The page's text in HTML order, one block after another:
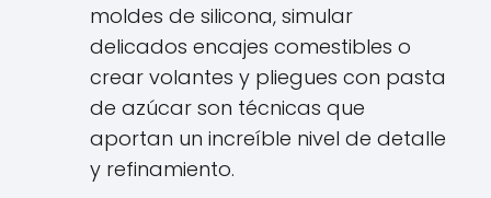
moldes de silicona, simular
delicados encajes comestibles o
crear volantes y pliegues con pasta
de azúcar son técnicas que
aportan un increíble nivel de detalle
y refinamiento.